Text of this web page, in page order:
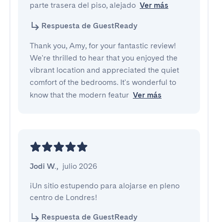
parte trasera del piso, alejado Ver más
Respuesta de GuestReady
Thank you, Amy, for your fantastic review!
We're thrilled to hear that you enjoyed the
vibrant location and appreciated the quiet
comfort of the bedrooms. It's wonderful to
know that the modern featur Ver más
Jodi W., julio 2026
¡Un sitio estupendo para alojarse en pleno
centro de Londres!
Respuesta de GuestReady